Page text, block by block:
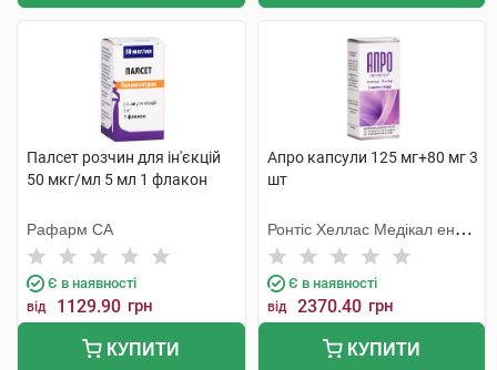
Палсет розчин для ін'єкцій
50 мкг/мл 5 мл 1 флакон
Рафарм СА
Є в наявності
від 1129.90 грн
КУПИТИ
Апро капсули 125 мг+80 мг 3
шт
Ронтіс Хеллас Медікал енд
Фармасьютікал Продактс
С.А.
Є в наявності
від 2370.40 грн
КУПИТИ